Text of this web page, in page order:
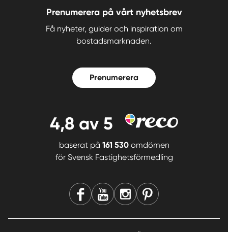
Prenumerera på vårt nyhetsbrev
Få nyheter, guider och inspiration om
bostadsmarknaden.
Prenumerera
4,8 av 5
baserat på 161 530omdömen
för Svensk Fastighetsförmedling